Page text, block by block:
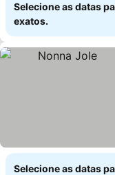
Selecione as datas
exatos.
Selecione as datas